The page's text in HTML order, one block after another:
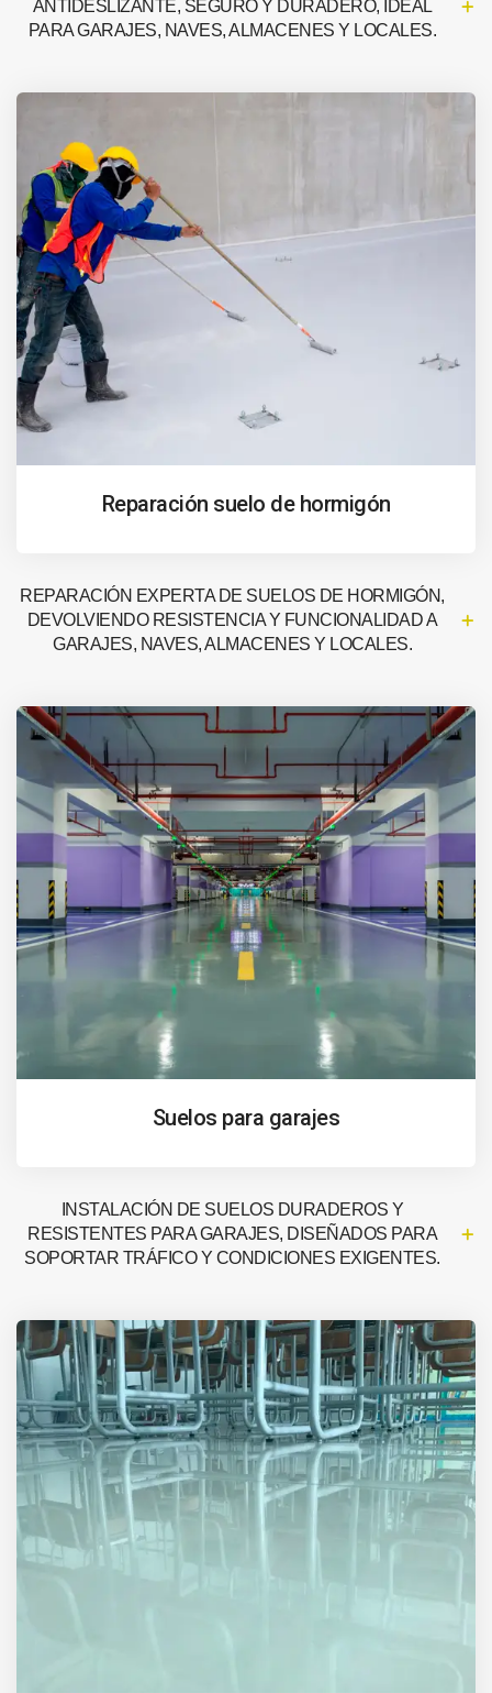
ANTIDESLIZANTE, SEGURO Y DURADERO, IDEAL
PARA GARAJES, NAVES, ALMACENES Y LOCALES.
Reparación suelo de hormigón
REPARACIÓN EXPERTA DE SUELOS DE HORMIGÓN,
DEVOLVIENDO RESISTENCIA Y FUNCIONALIDAD A
GARAJES, NAVES, ALMACENES Y LOCALES.
Suelos para garajes
INSTALACIÓN DE SUELOS DURADEROS Y
RESISTENTES PARA GARAJES, DISEÑADOS PARA
SOPORTAR TRÁFICO Y CONDICIONES EXIGENTES.